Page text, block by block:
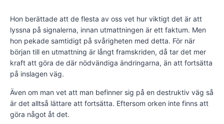
Hon berättade att de flesta av oss vet hur viktigt det är att
lyssna på signalerna, innan utmattningen är ett faktum. Men
hon pekade samtidigt på svårigheten med detta. För när
början till en utmattning är långt framskriden, då tar det mer
kraft att göra de där nödvändiga ändringarna, än att fortsätta
på inslagen väg.
Även om man vet att man befinner sig på en destruktiv väg så
är det alltså lättare att fortsätta. Eftersom orken inte finns att
göra något åt det.